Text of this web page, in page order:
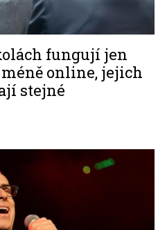
fungují jen
online, jejich
stejné